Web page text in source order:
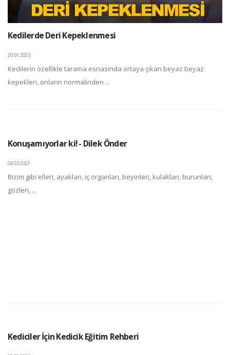
Kedilerde Deri Kepeklenmesi
20.01.2023
Kedilerin özellikle tarama esnasında ortaya çıkan beyaz beyaz
kepekleri, onların normalinden ...
Konuşamıyorlar ki! - Dilek Önder
04.03.2021
Bizim gibi elleri, ayakları, iç organları, beyinleri, kulakları, burunları,
gözleri, ...
Kediciler İçin Kedicik Eğitim Rehberi